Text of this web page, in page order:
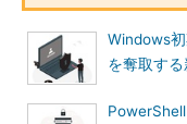
Windows
を奪取す